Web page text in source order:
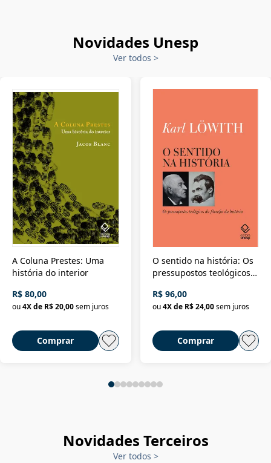
Novidades Unesp
Ver todos >
A Coluna Prestes: Uma
história do interior
R$ 80,00
ou4X de R$ 20,00sem juros
Comprar
O sentido na história: Os
pressupostos teológicos
R$ 96,00
ou 4X de R$ 24,00 sem juros
Comprar
Novidades Terceiros
Ver todos >